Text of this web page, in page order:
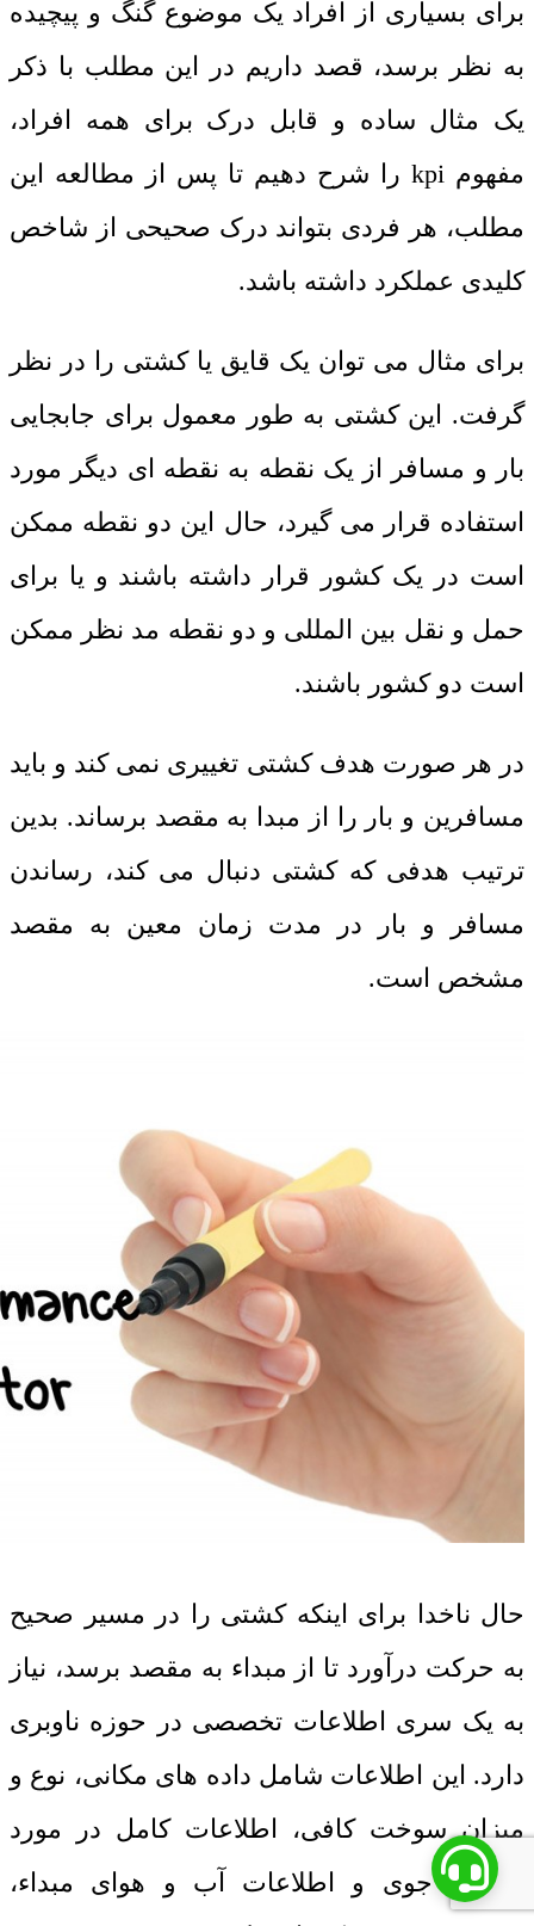
برای بسیاری از افراد یک موضوع گنگ و پیچیده
به نظر برسد، قصد داریم در این مطلب با ذکر
یک مثال ساده و قابل درک برای همه افراد،
مفهوم kpi را شرح دهیم تا پس از مطالعه این
مطلب، هر فردی بتواند درک صحیحی از شاخص
کلیدی عملکرد داشته باشد.
برای مثال می توان یک قایق یا کشتی را در نظر
گرفت. این کشتی به طور معمول برای جابجایی
بار و مسافر از یک نقطه به نقطه ای دیگر مورد
استفاده قرار می گیرد، حال این دو نقطه ممکن
است در یک کشور قرار داشته باشند و یا برای
حمل و نقل بین المللی و دو نقطه مد نظر ممکن
است دو کشور باشند.
در هر صورت هدف کشتی تغییری نمی کند و باید
مسافرین و بار را از مبدا به مقصد برساند. بدین
ترتیب هدفی که کشتی دنبال می کند، رساندن
مسافر و بار در مدت زمان معین به مقصد
مشخص است.
حال ناخدا برای اینکه کشتی را در مسیر صحیح
به حرکت درآورد تا از مبداء به مقصد برسد، نیاز
به یک سری اطلاعات تخصصی در حوزه ناوبری
دارد. این اطلاعات شامل داده های مکانی، نوع و
میزان سوخت کافی، اطلاعات کامل در مورد
شرایط جوی و اطلاعات آب و هوای مبداء،